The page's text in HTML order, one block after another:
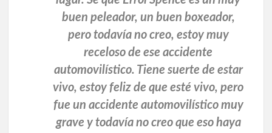
buen peleador, un buen boxeador,
pero todavía no creo, estoy muy
receloso de ese accidente
automovilístico. Tiene suerte de estar
vivo, estoy feliz de que esté vivo, pero
fue un accidente automovilístico muy
grave y todavía no creo que eso haya